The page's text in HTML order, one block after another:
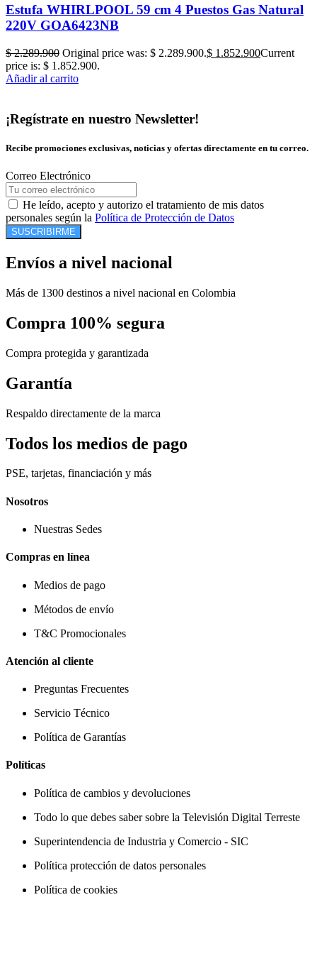
Estufa WHIRLPOOL 59 cm 4 Puestos Gas Natural
220V GOA6423NB
$2.289.900 Original price was: $ 2.289.900.$ 1.852.900Current
price is: $ 1.852.900.
Añadir al carrito
¡Regístrate en nuestro Newsletter!
Recibe promociones exclusivas, noticias y ofertas directamente en tu correo.
Correo Electrónico
He leído, acepto y autorizo el tratamiento de mis datos
personales según la Política de Protección de Datos
SUSCRIBIRME
Envíos a nivel nacional
Más de 1300 destinos a nivel nacional en Colombia
Compra 100% segura
Compra protegida y garantizada
Garantía
Respaldo directamente de la marca
Todos los medios de pago
PSE, tarjetas, financiación y más
Nosotros
Nuestras Sedes
Compras en línea
Medios de pago
Métodos de envío
T&C Promocionales
Atención al cliente
Preguntas Frecuentes
Servicio Técnico
Política de Garantías
Políticas
Política de cambios y devoluciones
Todo lo que debes saber sobre la Televisión Digital Terreste
Superintendencia de Industria y Comercio - SIC
Política protección de datos personales
Política de cookies